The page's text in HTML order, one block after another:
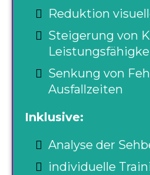
Reduktion
Steigerung von
Senkung von
Ausfallzeiten
Inklusive:
Analyse der
individuelle